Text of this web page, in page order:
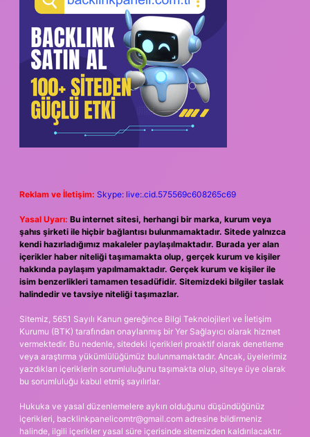
Reklam ve İletişim: Skype: live:.cid.575569c608265c69
Yasal Uyarı: Bu internet sitesi, herhangi bir marka, kurum veya
şahıs şirketi ile hiçbir bağlantısı bulunmamaktadır. Sitede yalnızca
kendi hazırladığımız makaleler paylaşılmaktadır. Burada yer alan
içerikler haber niteliği taşımamakta olup, gerçek kurum ve kişiler
hakkında paylaşım yapılmamaktadır. Gerçek kurum ve kişiler ile
isim benzerlikleri tamamen tesadüfidir. Sitemizdeki bilgiler taslak
halindedir ve tavsiye niteliği taşımazlar.
Sitemiz, 5651 Sayılı Kanun gereğince Bilgi Teknolojileri ve İletişim
Kurumu (BTK) tarafından onaylanmış bir Yer Sağlayıcı olarak hizmet
vermektedir. Bu nedenle, sitedeki içerikleri proaktif olarak denetleme
veya araştırma yükümlülüğümüz bulunmamaktadır. Ancak, üyelerimiz
yazdıkları içeriklerin sorumluluğunu taşımakta olup, siteye üye olarak
bu sorumluluğu kabul etmiş sayılırlar.
Hukuka ve yasal düzenlemelere aykırı olduğunu düşündüğünüz
içerikleri, backlinkpanelicomtr@gmail.com adresine bildirmeniz
halinde, ilgili içerikler yasal süre içerisinde sitemizden kaldırılacaktır.